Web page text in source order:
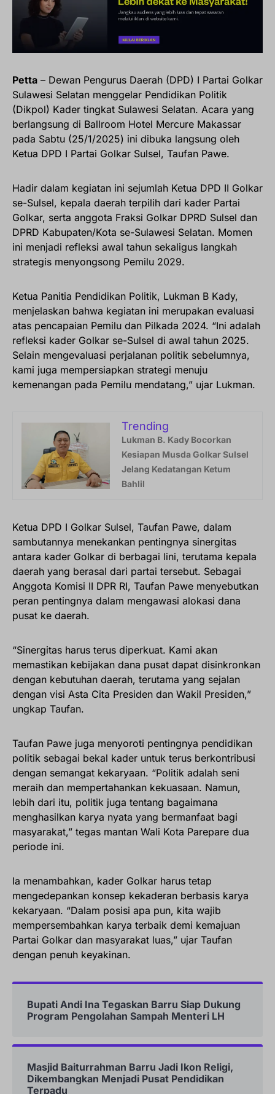
Petta – Dewan Pengurus Daerah (DPD) I Partai Golkar
Sulawesi Selatan menggelar Pendidikan Politik
(Dikpol) Kader tingkat Sulawesi Selatan. Acara yang
berlangsung di Ballroom Hotel Mercure Makassar
pada Sabtu (25/1/2025) ini dibuka langsung oleh
Ketua DPD I Partai Golkar Sulsel, Taufan Pawe.
Hadir dalam kegiatan ini sejumlah Ketua DPD II Golkar
se-Sulsel, kepala daerah terpilih dari kader Partai
Golkar, serta anggota Fraksi Golkar DPRD Sulsel dan
DPRD Kabupaten/Kota se-Sulawesi Selatan. Momen
ini menjadi refleksi awal tahun sekaligus langkah
strategis menyongsong Pemilu 2029.
Ketua Panitia Pendidikan Politik, Lukman B Kady,
menjelaskan bahwa kegiatan ini merupakan evaluasi
atas pencapaian Pemilu dan Pilkada 2024. “Ini adalah
refleksi kader Golkar se-Sulsel di awal tahun 2025.
Selain mengevaluasi perjalanan politik sebelumnya,
kami juga mempersiapkan strategi menuju
kemenangan pada Pemilu mendatang,” ujar Lukman.
Trending
Lukman B. Kady Bocorkan
Kesiapan Musda Golkar Sulsel
Jelang Kedatangan Ketum
Bahlil
Ketua DPD I Golkar Sulsel, Taufan Pawe, dalam
sambutannya menekankan pentingnya sinergitas
antara kader Golkar di berbagai lini, terutama kepala
daerah yang berasal dari partai tersebut. Sebagai
Anggota Komisi II DPR RI, Taufan Pawe menyebutkan
peran pentingnya dalam mengawasi alokasi dana
pusat ke daerah.
“Sinergitas harus terus diperkuat. Kami akan
memastikan kebijakan dana pusat dapat disinkronkan
dengan kebutuhan daerah, terutama yang sejalan
dengan visi Asta Cita Presiden dan Wakil Presiden,”
ungkap Taufan.
Taufan Pawe juga menyoroti pentingnya pendidikan
politik sebagai bekal kader untuk terus berkontribusi
dengan semangat kekaryaan. “Politik adalah seni
meraih dan mempertahankan kekuasaan. Namun,
lebih dari itu, politik juga tentang bagaimana
menghasilkan karya nyata yang bermanfaat bagi
masyarakat,” tegas mantan Wali Kota Parepare dua
periode ini.
Ia menambahkan, kader Golkar harus tetap
mengedepankan konsep kekaderan berbasis karya
kekaryaan. “Dalam posisi apa pun, kita wajib
mempersembahkan karya terbaik demi kemajuan
Partai Golkar dan masyarakat luas,” ujar Taufan
dengan penuh keyakinan.
Bupati Andi Ina Tegaskan Barru Siap Dukung
Program Pengolahan Sampah Menteri LH
Masjid Baiturrahman Barru Jadi Ikon Religi,
Dikembangkan Menjadi Pusat Pendidikan
Terpadu